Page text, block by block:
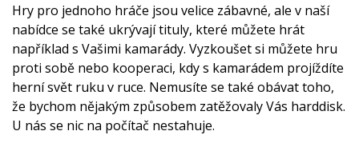
Hry pro jednoho hráče jsou velice zábavné, ale v naší
nabídce se také ukrývají tituly, které můžete hrát
například s Vašimi kamarády. Vyzkoušet si můžete hru
proti sobě nebo kooperaci, kdy s kamarádem projíždíte
herní svět ruku v ruce. Nemusíte se také obávat toho,
že bychom nějakým způsobem zatěžovaly Vás harddisk.
U nás se nic na počítač nestahuje.